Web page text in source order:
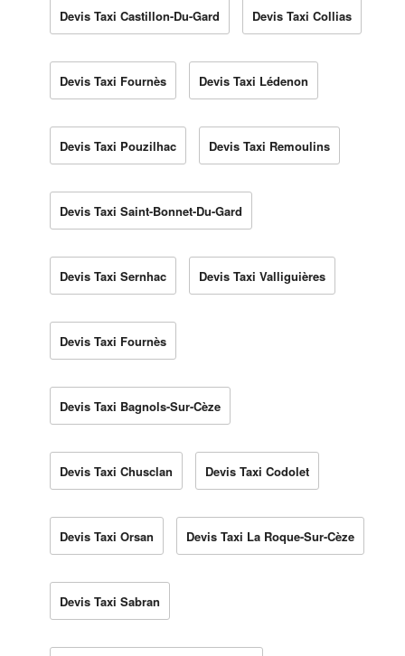
Devis Taxi Castillon-Du-Gard Devis Taxi Collias
Devis Taxi Fournès Devis Taxi Lédenon
Devis Taxi Pouzilhac Devis Taxi Remoulins
Devis Taxi Saint-Bonnet-Du-Gard
Devis Taxi Sernhac Devis Taxi Valliguières
Devis Taxi Fournès
Devis Taxi Bagnols-Sur-Cèze
Devis Taxi Chusclan Devis Taxi Codolet
Devis Taxi Orsan Devis Taxi La Roque-Sur-Cèze
Devis Taxi Sabran